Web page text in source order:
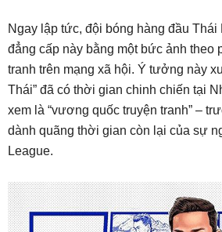
Ngay lập tức, đội bóng hàng đầu
đẳng cấp này bằng một bức ảnh theo
tranh trên mạng xã hội. Ý tưởng này
Thái” đã có thời gian chinh chiến tại
xem là “vương quốc truyện tranh” –
dành quãng thời gian còn lại của sự
League.